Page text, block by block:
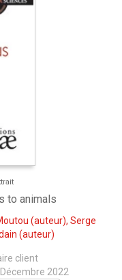
to animals
(auteur), Serge
(auteur)
client
Décembre 2022